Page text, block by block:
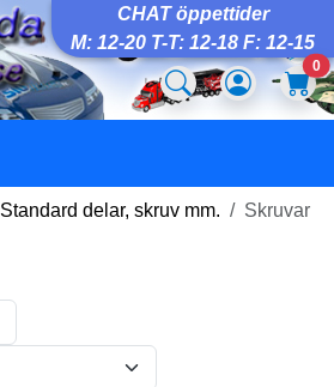
CHAT öppettider
M: 12-20 T-T: 12-18 F: 12-15
0
Standard delar, skruv mm. Skruvar